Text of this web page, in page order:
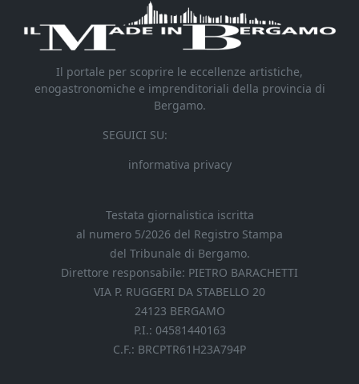
Il portale per scoprire le eccellenze artistiche,
enogastronomiche e imprenditoriali della provincia di
Bergamo.
SEGUICI SU:
informativa privacy
Testata giornalistica iscritta
al numero 5/2026 del Registro Stampa
del Tribunale di Bergamo.
Direttore responsabile: PIETRO BARACHETTI
VIA P. RUGGERI DA STABELLO 20
24123 BERGAMO
P.I.: 04581440163
C.F.: BRCPTR61H23A794P